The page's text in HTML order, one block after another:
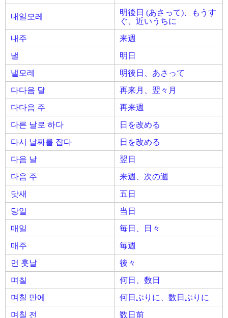
내일모레
明後日 (あさって)、もうす
ぐ、近いうちに
내주
来週
낼
明日
낼모레
明後日、あさって
다다음 달
再来月、翌々月
다다음 주
再来週
다른 날로 하다
日を改める
다시 날짜를 잡다
日を改める
다음 날
翌日
다음 주
来週、次の週
닷새
五日
당일
当日
매일
毎日、日々
매주
毎週
먼 훗날
後々
며칠
何日、数日
며칠 만에
何日ぶりに、数日ぶりに
며칠 전
数日前